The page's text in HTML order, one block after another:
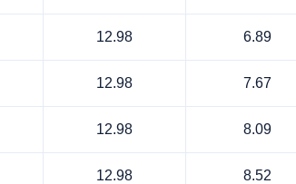
12.98 6.89
12.98 7.67
12.98 8.09
12.98 8.52